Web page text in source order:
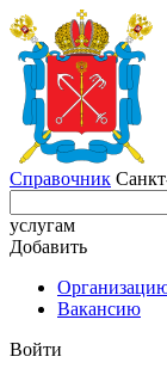
Справочник
услугам
Добавить
Вакансию
Войти